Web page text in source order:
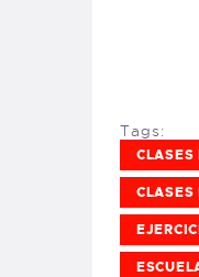
Tags:
CLASES
CLASES